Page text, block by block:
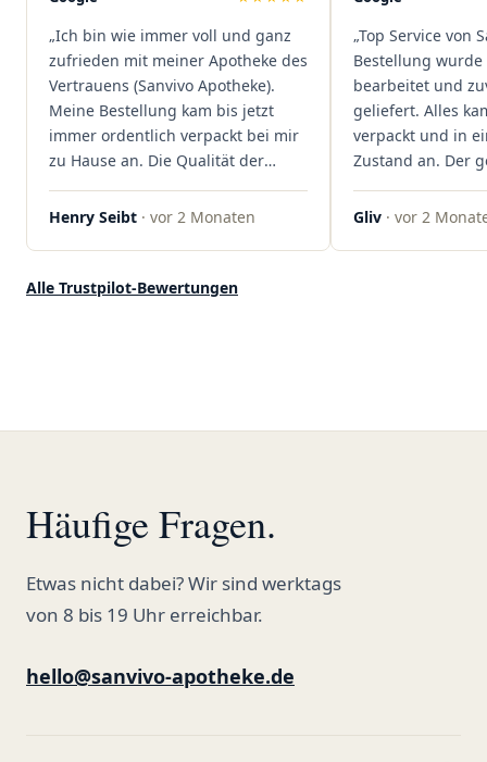
Kundenzufriedenheit an erster
Stelle stehen. Vielen Dank an das
Team von Sanvivo – ich bin
rundum begeistert!"
„Ich bin wie immer voll und ganz
zufrieden mit meiner Apotheke des
Vertrauens (Sanvivo Apotheke).
Meine Bestellung kam bis jetzt
immer ordentlich verpackt bei mir
zu Hause an. Die Qualität der
Blüten ist auch immer auf einem
hohen Niveau, die Auswahl ist
ordentlich gelagert, ich hatte nur
Henry Seibt · vor 2 Monaten
„Top Service von
Bestellung wurde
bearbeitet und
geliefert. Alles
verpackt und in
Zustand an. Der
war
professionell.
Gliv · vor 2
Alle Trustpilot-Bewertungen
Häufige Fragen.
Etwas nicht dabei? Wir sind werktags
von 8 bis 19 Uhr erreichbar.
hello@sanvivo-apotheke.de